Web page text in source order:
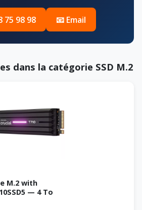
75 98 98 📧 Email
dans la catégorie SSD M.2
M.2 with
— 4 To